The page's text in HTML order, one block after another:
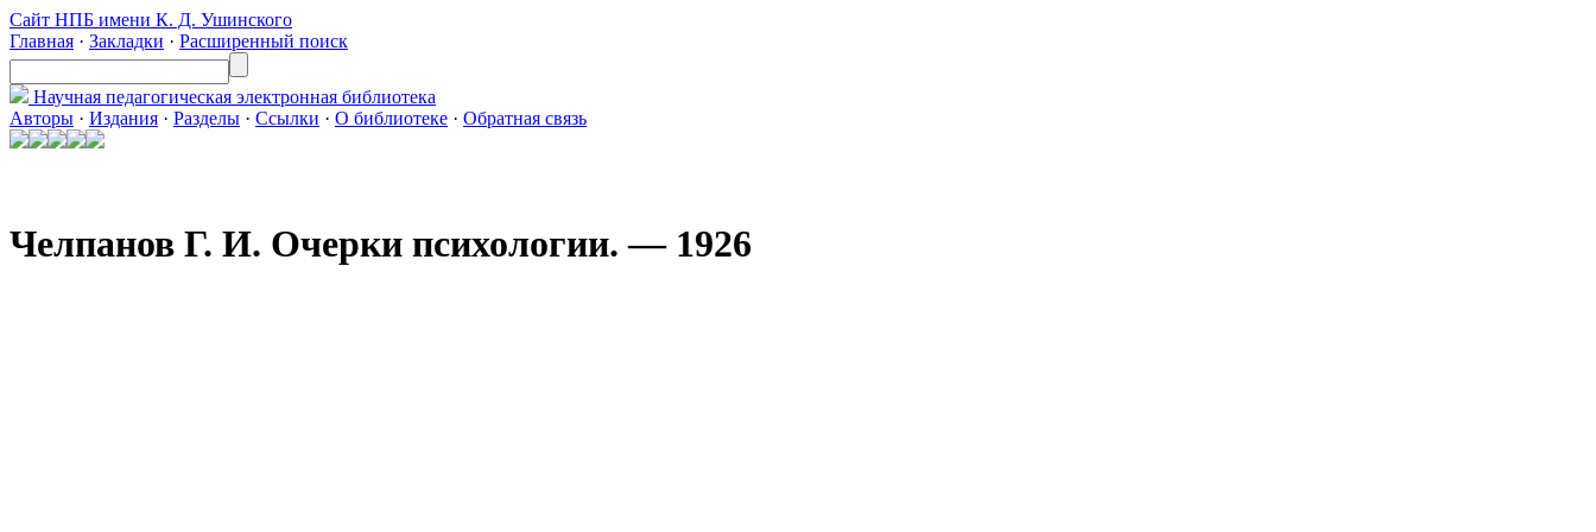
Сайт НПБ имени К. Д. Ушинского
Главная · Закладки · Расширенный поиск
Научная педагогическая электронная библиотека
Авторы · Издания · Разделы · Ссылки · О библиотеке · Обратная связь
Челпанов Г. И. Очерки психологии. — 1926